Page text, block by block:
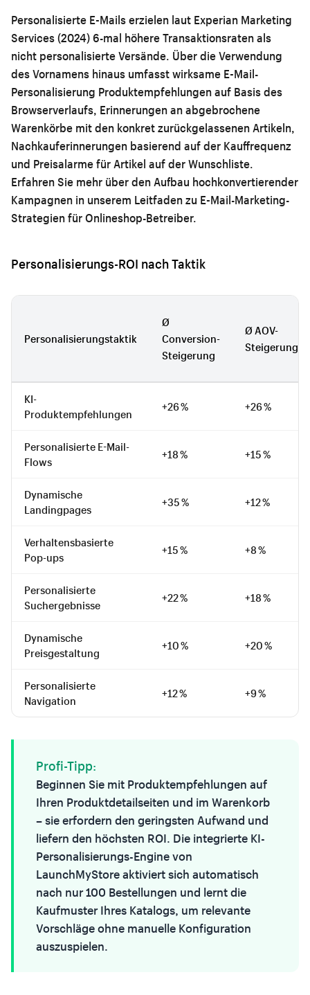
Personalisierte E-Mails erzielen laut Experian Marketing
Services (2024) 6-mal höhere Transaktionsraten als
nicht personalisierte Versände. Über die Verwendung
des Vornamens hinaus umfasst wirksame E-Mail-
Personalisierung Produktempfehlungen auf Basis des
Browserverlaufs, Erinnerungen an abgebrochene
Warenkörbe mit den konkret zurückgelassenen Artikeln,
Nachkauferinnerungen basierend auf der Kauffrequenz
und Preisalarme für Artikel auf der Wunschliste.
Erfahren Sie mehr über den Aufbau hochkonvertierender
Kampagnen in unserem Leitfaden zu E-Mail-Marketing-
Strategien für Onlineshop-Betreiber.
Personalisierungs-ROI nach Taktik
Personalisierungstaktik
Ø
Conversion-
Steigerung
Ø AOV-
Steigerung
KI-
Produktempfehlungen
+26 % +26 %
Personalisierte E-Mail-
Flows
+18 % +15 %
Dynamische
Landingpages
+35 % +12 %
Verhaltensbasierte
Pop-ups
+15 % +8 %
Personalisierte
Suchergebnisse
+22 % +18 %
Dynamische
Preisgestaltung
+10 % +20 %
Personalisierte
Navigation
+12 % +9 %
Profi-Tipp:
Beginnen Sie mit Produktempfehlungen auf
Ihren Produktdetailseiten und im Warenkorb
– sie erfordern den geringsten Aufwand und
liefern den höchsten ROI. Die integrierte KI-
Personalisierungs-Engine von
LaunchMyStore aktiviert sich automatisch
nach nur 100 Bestellungen und lernt die
Kaufmuster Ihres Katalogs, um relevante
Vorschläge ohne manuelle Konfiguration
auszuspielen.